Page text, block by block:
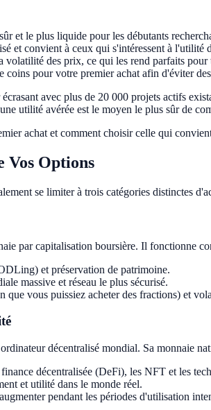
et le plus liquide pour les débutants
et convient à ceux qui s'intéressent à l'utilité
volatilité des prix, ce qui les rend parfaits pour
coins pour votre premier achat afin d'éviter
avec plus de 20 000 projets actifs
utilité avérée est le moyen le plus sûr de
achat et comment choisir celle qui
Vos Options
se limiter à trois catégories distinctes
par capitalisation boursière. Il fonctionne
et préservation de patrimoine.
massive et réseau le plus sécurisé.
que vous puissiez acheter des fractions) et
décentralisé mondial. Sa monnaie
décentralisée (DeFi), les NFT et les
et utilité dans le monde réel.
pendant les périodes d'utilisation